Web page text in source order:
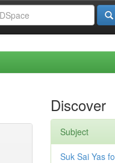
Discover
Subject
Suk Sai Yas